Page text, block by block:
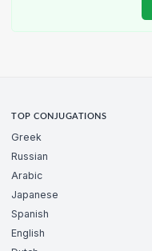
TOP CONJUGATIONS
Greek
Russian
Arabic
Japanese
Spanish
English